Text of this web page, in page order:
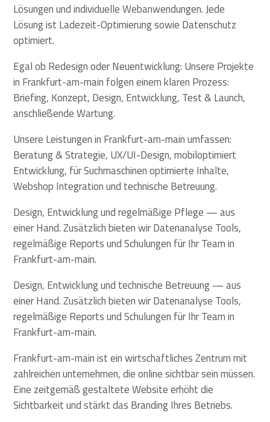
Lösungen und individuelle Webanwendungen. Jede
Lösung ist Ladezeit-Optimierung sowie Datenschutz
optimiert.
Egal ob Redesign oder Neuentwicklung: Unsere Projekte
in Frankfurt-am-main folgen einem klaren Prozess:
Briefing, Konzept, Design, Entwicklung, Test & Launch,
anschließende Wartung.
Unsere Leistungen in Frankfurt-am-main umfassen:
Beratung & Strategie, UX/UI-Design, mobiloptimiert
Entwicklung, für Suchmaschinen optimierte Inhalte,
Webshop Integration und technische Betreuung.
Design, Entwicklung und regelmäßige Pflege — aus
einer Hand. Zusätzlich bieten wir Datenanalyse Tools,
regelmäßige Reports und Schulungen für Ihr Team in
Frankfurt-am-main.
Design, Entwicklung und technische Betreuung — aus
einer Hand. Zusätzlich bieten wir Datenanalyse Tools,
regelmäßige Reports und Schulungen für Ihr Team in
Frankfurt-am-main.
Frankfurt-am-main ist ein wirtschaftliches Zentrum mit
zahlreichen unternehmen, die online sichtbar sein müssen.
Eine zeitgemäß gestaltete Website erhöht die
Sichtbarkeit und stärkt das Branding Ihres Betriebs.